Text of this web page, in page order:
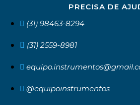
PRECISA DE
(31) 98463-8294
(31) 2559-8981
@equipoinstrumentos